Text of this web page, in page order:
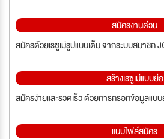
สมัครงานด่วน
สมัครด้วยเรซูเม่รูปแบบเต็ม จากระบบสมาชิก
สร้างเรซูเม่แบบย่อ
สมัครง่ายและรวดเร็ว ด้วยการกรอกข้อมูลแบ
แนบไฟล์สมัคร